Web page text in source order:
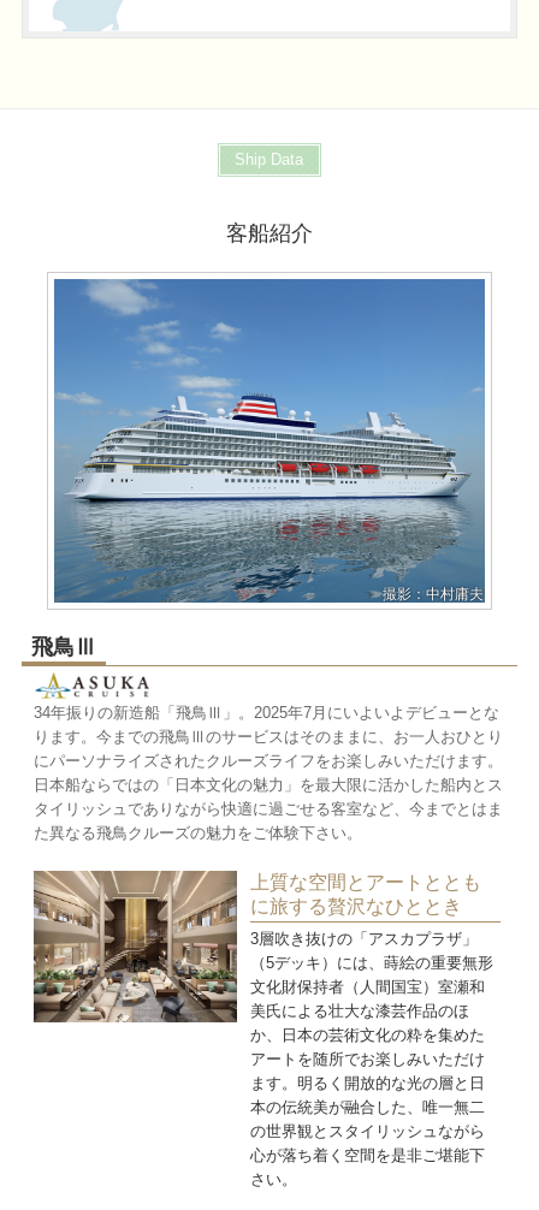
Ship Data
客船紹介
撮影：中村庸夫
飛鳥Ⅲ
34年振りの新造船「飛鳥Ⅲ」。2025年7月にいよいよデビューとな
ります。今までの飛鳥Ⅲのサービスはそのままに、お一人おひとり
にパーソナライズされたクルーズライフをお楽しみいただけます。
日本船ならではの「日本文化の魅力」を最大限に活かした船内とス
タイリッシュでありながら快適に過ごせる客室など、今までとはま
た異なる飛鳥クルーズの魅力をご体験下さい。
上質な空間とアートととも
に旅する贅沢なひととき
3層吹き抜けの「アスカプラザ」
（5デッキ）には、蒔絵の重要無形
文化財保持者（人間国宝）室瀬和
美氏による壮大な漆芸作品のほ
か、日本の芸術文化の粋を集めた
アートを随所でお楽しみいただけ
ます。明るく開放的な光の層と日
本の伝統美が融合した、唯一無二
の世界観とスタイリッシュながら
心が落ち着く空間を是非ご堪能下
さい。